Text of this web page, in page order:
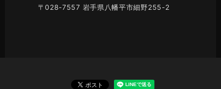
〒028-7557 岩手県八幡平市細野255-2